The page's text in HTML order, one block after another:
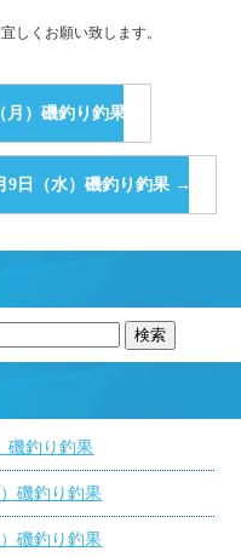
しくお願い致します。
）磯釣り釣果
日（水）磯釣り釣果 →
釣り釣果
磯釣り釣果
磯釣り釣果